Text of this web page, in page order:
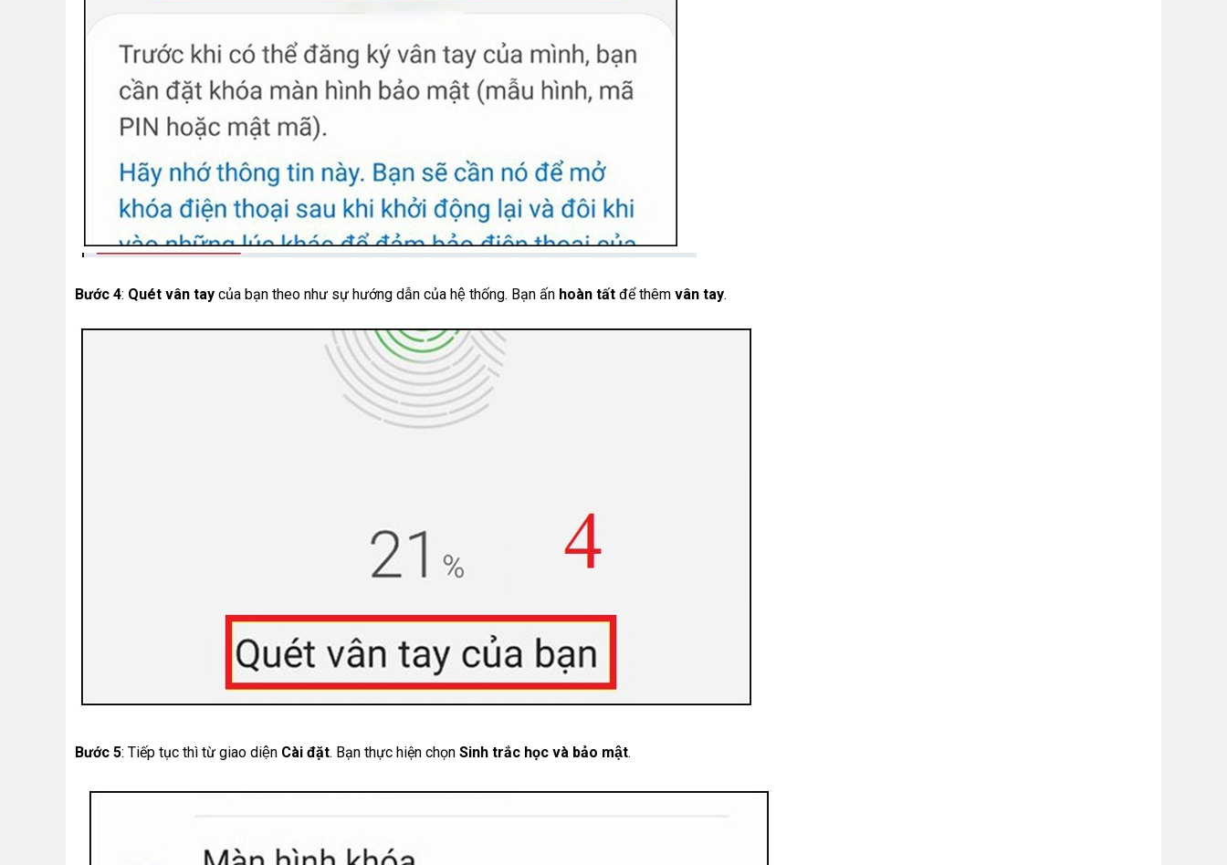
Bước 4: Quét vân tay của bạn theo như sự hướng dẫn của hệ thống. Bạn ấn hoàn tất để thêm vân tay.
Bước 5: Tiếp tục thì từ giao diện Cài đặt. Bạn thực hiện chọn Sinh trắc học và bảo mật.